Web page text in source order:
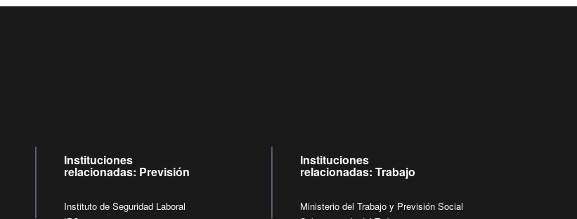
Instituciones
relacionadas: Previsión
Instituto de Seguridad Laboral
Instituciones
relacionadas: Trabajo
Ministerio del Trabajo y Previsión Social